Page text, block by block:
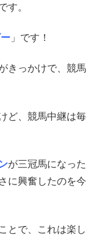
す。
」です！
きっかけで、競馬
ど、競馬中継は毎
が三冠馬になった
に興奮したのを今
とで、これは楽し